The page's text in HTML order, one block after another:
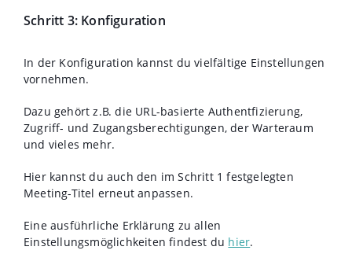
Schritt 3: Konfiguration
In der Konfiguration kannst du vielfältige Einstellungen
vornehmen.
Dazu gehört z.B. die URL-basierte Authentfizierung,
Zugriff- und Zugangsberechtigungen, der Warteraum
und vieles mehr.
Hier kannst du auch den im Schritt 1 festgelegten
Meeting-Titel erneut anpassen.
Eine ausführliche Erklärung zu allen
Einstellungsmöglichkeiten findest du hier.